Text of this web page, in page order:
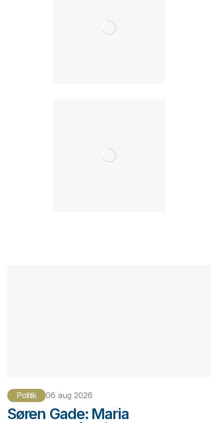
Politik 06 aug 2026
Søren Gade: Maria